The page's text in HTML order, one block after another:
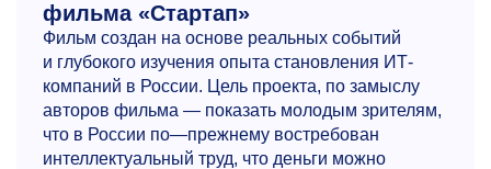
фильма «Стартап»
Фильм создан на основе реальных событий
и глубокого изучения опыта становления ИТ-
компаний в России. Цель проекта, по замыслу
авторов фильма — показать молодым зрителям,
что в России по—прежнему востребован
интеллектуальный труд, что деньги можно